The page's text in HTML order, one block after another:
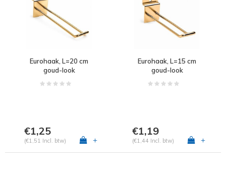
Eurohaak, L=20 cm
goud-look
€1,25
(€1,51 Incl. btw) +
Eurohaak, L=15 cm
goud-look
€1,19
(€1,44 Incl. btw) +